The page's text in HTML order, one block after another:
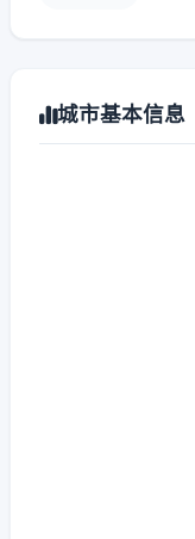
城市基本信息